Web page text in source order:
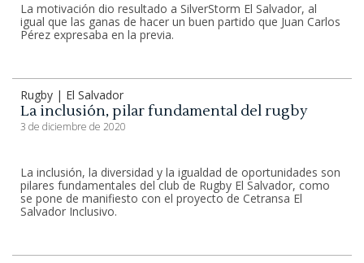
La motivación dio resultado a SilverStorm El Salvador, al
igual que las ganas de hacer un buen partido que Juan Carlos
Pérez expresaba en la previa.
Rugby | El Salvador
La inclusión, pilar fundamental del rugby
3 de diciembre de 2020
La inclusión, la diversidad y la igualdad de oportunidades son
pilares fundamentales del club de Rugby El Salvador, como
se pone de manifiesto con el proyecto de Cetransa El
Salvador Inclusivo.